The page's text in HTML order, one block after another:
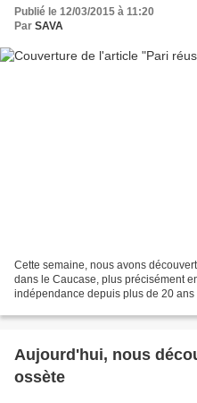
Publié le 12/03/2015 à 11:20
Par SAVA
Cette semaine, nous avons
dans le Caucase, plus précisément
indépendance depuis plus de 20
Aujourd'hui, nous
ossète